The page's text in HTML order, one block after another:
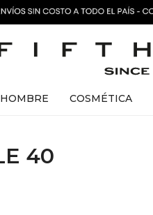
HOMBRE COSMÉTICA
40